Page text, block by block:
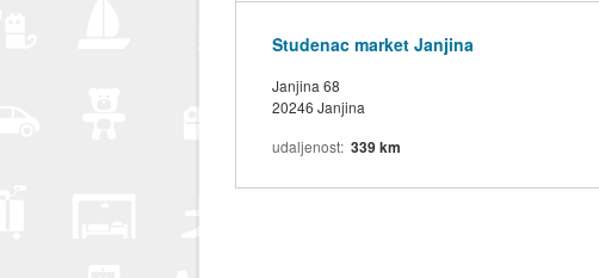
Studenac market Janjina
Janjina 68
20246 Janjina
udaljenost 339 km